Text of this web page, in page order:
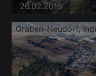
26.02.2016
Graben-Neudorf,